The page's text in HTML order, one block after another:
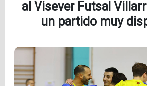
al Visever Futsal
un partido muy